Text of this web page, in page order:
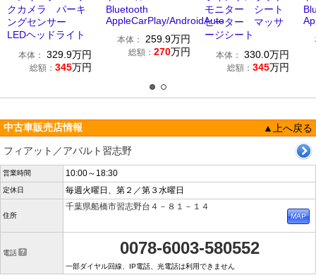
クカメラ パーキ
ングセンサー
LEDヘッドライト
本体： 329.9万円
総額： 345万円
Bluetooth
AppleCarPlay/AndroidAuto
本体： 259.9万円
総額： 270万円
モニター シート
ヒーター マッサ
ージシート
本体： 330.0万円
総額： 345万円
中古車販売店情報
▲上へ戻る
フィアット／アバルト習志野
営業時間 10:00～18:30
定休日 毎週火曜日、第２／第３水曜日
住所
千葉県船橋市習志野台４－８１－１４
電話 0078-6003-580552
一部ダイヤル回線、IP電話、光電話は利用できません